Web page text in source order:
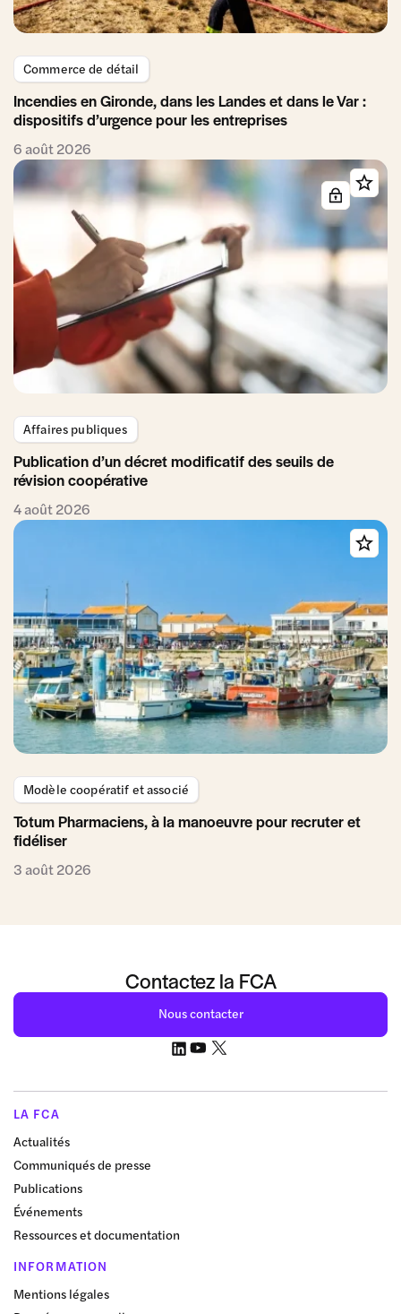
Commerce de détail
Incendies en Gironde, dans les Landes et dans le Var :
dispositifs d’urgence pour les entreprises
6 août 2026
Affaires publiques
Publication d’un décret modificatif des seuils de
révision coopérative
4 août 2026
Modèle coopératif et associé
Totum Pharmaciens, à la manoeuvre pour recruter et
fidéliser
3 août 2026
Contactez la FCA
Nous contacter
LA FCA
Actualités
Communiqués de presse
Publications
Événements
Ressources et documentation
INFORMATION
Mentions légales